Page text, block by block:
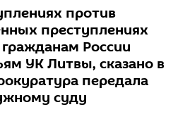
против
преступлениях
России
УК Литвы, сказано в
передала
суду